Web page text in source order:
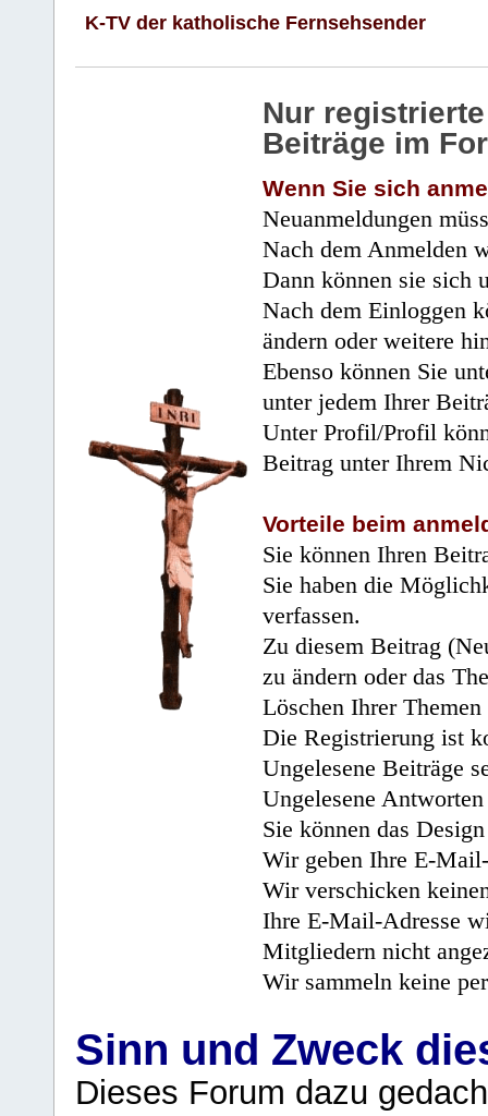
K-TV der katholische Fernsehsender
Nur
Beiträge im
Wenn Sie sich
Neuanmeldungen
Nach dem Anmelden
Dann können sie sich
Nach dem Einloggen
ändern oder weitere
Ebenso können Sie
unter jedem Ihrer
Unter Profil/Profil
Beitrag unter Ihrem
Vorteile beim
Sie können Ihren
Sie haben die
verfassen.
Zu diesem Beitrag
zu ändern oder das
Löschen Ihrer
Die Registrierung ist
Ungelesene Beiträge
Ungelesene
Sie können das
Wir geben Ihre E-
Wir verschicken
Ihre E-Mail-Adresse
Mitgliedern nicht
Wir sammeln keine
Sinn und Zweck
Dieses Forum dazu